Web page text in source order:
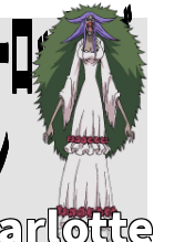
ット・ブ
Cart